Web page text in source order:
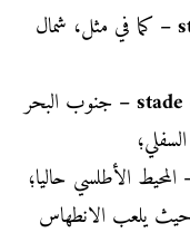
كما في مثل، شمال
جنوب البحر
المحيط الأطلسي حاليا؛
يلعب الانطهاس